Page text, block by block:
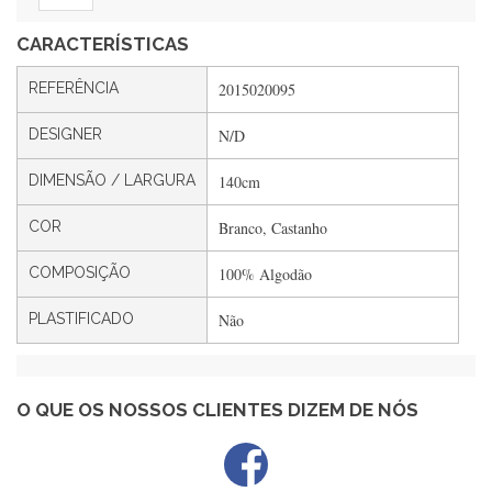
CARACTERÍSTICAS
REFERÊNCIA 2015020095
DESIGNER N/D
DIMENSÃO / LARGURA 140cm
COR Branco, Castanho
COMPOSIÇÃO 100% Algodão
PLASTIFICADO Não
O QUE OS NOSSOS CLIENTES DIZEM DE NÓS
Silvia André
Gostei ,Serviço bastante rápido. recomendo
Filipa Freire
Rápido, atendimento 5*. Hoje chegará a segunda encomenda
feita de muitas certamente❤️
estrelas